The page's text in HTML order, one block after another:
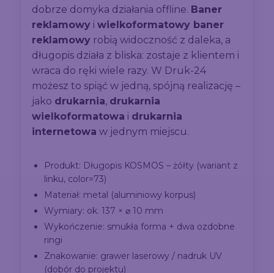
dobrze domyka działania offline. Baner
reklamowy iwielkoformatowy baner
reklamowy robią widoczność z daleka, a
długopis działa z bliska: zostaje z klientem i
wraca do ręki wiele razy. W Druk-24
możesz to spiąć w jedną, spójną realizację –
jako drukarnia, drukarnia
wielkoformatowa i drukarnia
internetowa w jednym miejscu.
Produkt: Długopis KOSMOS – żółty (wariant z
linku, color=73)
Materiał: metal (aluminiowy korpus)
Wymiary: ok. 137 × ⌀ 10 mm
Wykończenie: smukła forma + dwa ozdobne
ringi
Znakowanie: grawer laserowy / nadruk UV
(dobór do projektu)